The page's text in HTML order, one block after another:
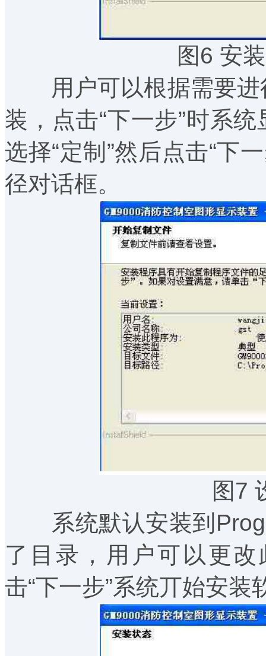
图6 安
用户可以根据需要进
装，点击“下一步”时系
选择“定制”然后点击“下
径对话框。
图7
系统默认安装到
了目录，用户可以更
击“下一步”系统丌始安装